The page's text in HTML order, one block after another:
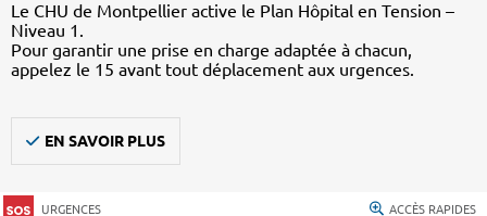
Le CHU de Montpellier active le Plan Hôpital en Tension –
Niveau 1.
Pour garantir une prise en charge adaptée à chacun,
appelez le 15 avant tout déplacement aux urgences.
EN SAVOIR PLUS
URGENCES ACCÈS RAPIDES